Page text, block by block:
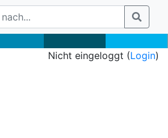
Nicht eingeloggt (Login)